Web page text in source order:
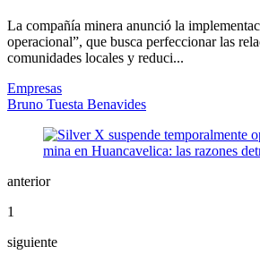
La compañía minera anunció la
operacional”, que busca perfeccionar las
comunidades locales y reduci...
Empresas
Bruno Tuesta Benavides
anterior
1
siguiente